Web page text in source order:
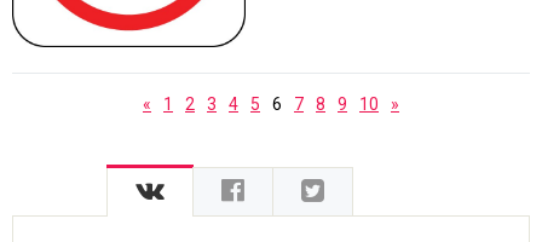
« 1 2 3 4 5 6 7 8 9 10 »